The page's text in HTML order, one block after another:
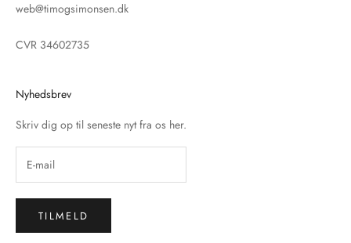
web@timogsimonsen.dk
CVR 34602735
Nyhedsbrev
Skriv dig op til seneste nyt fra os her.
TILMELD